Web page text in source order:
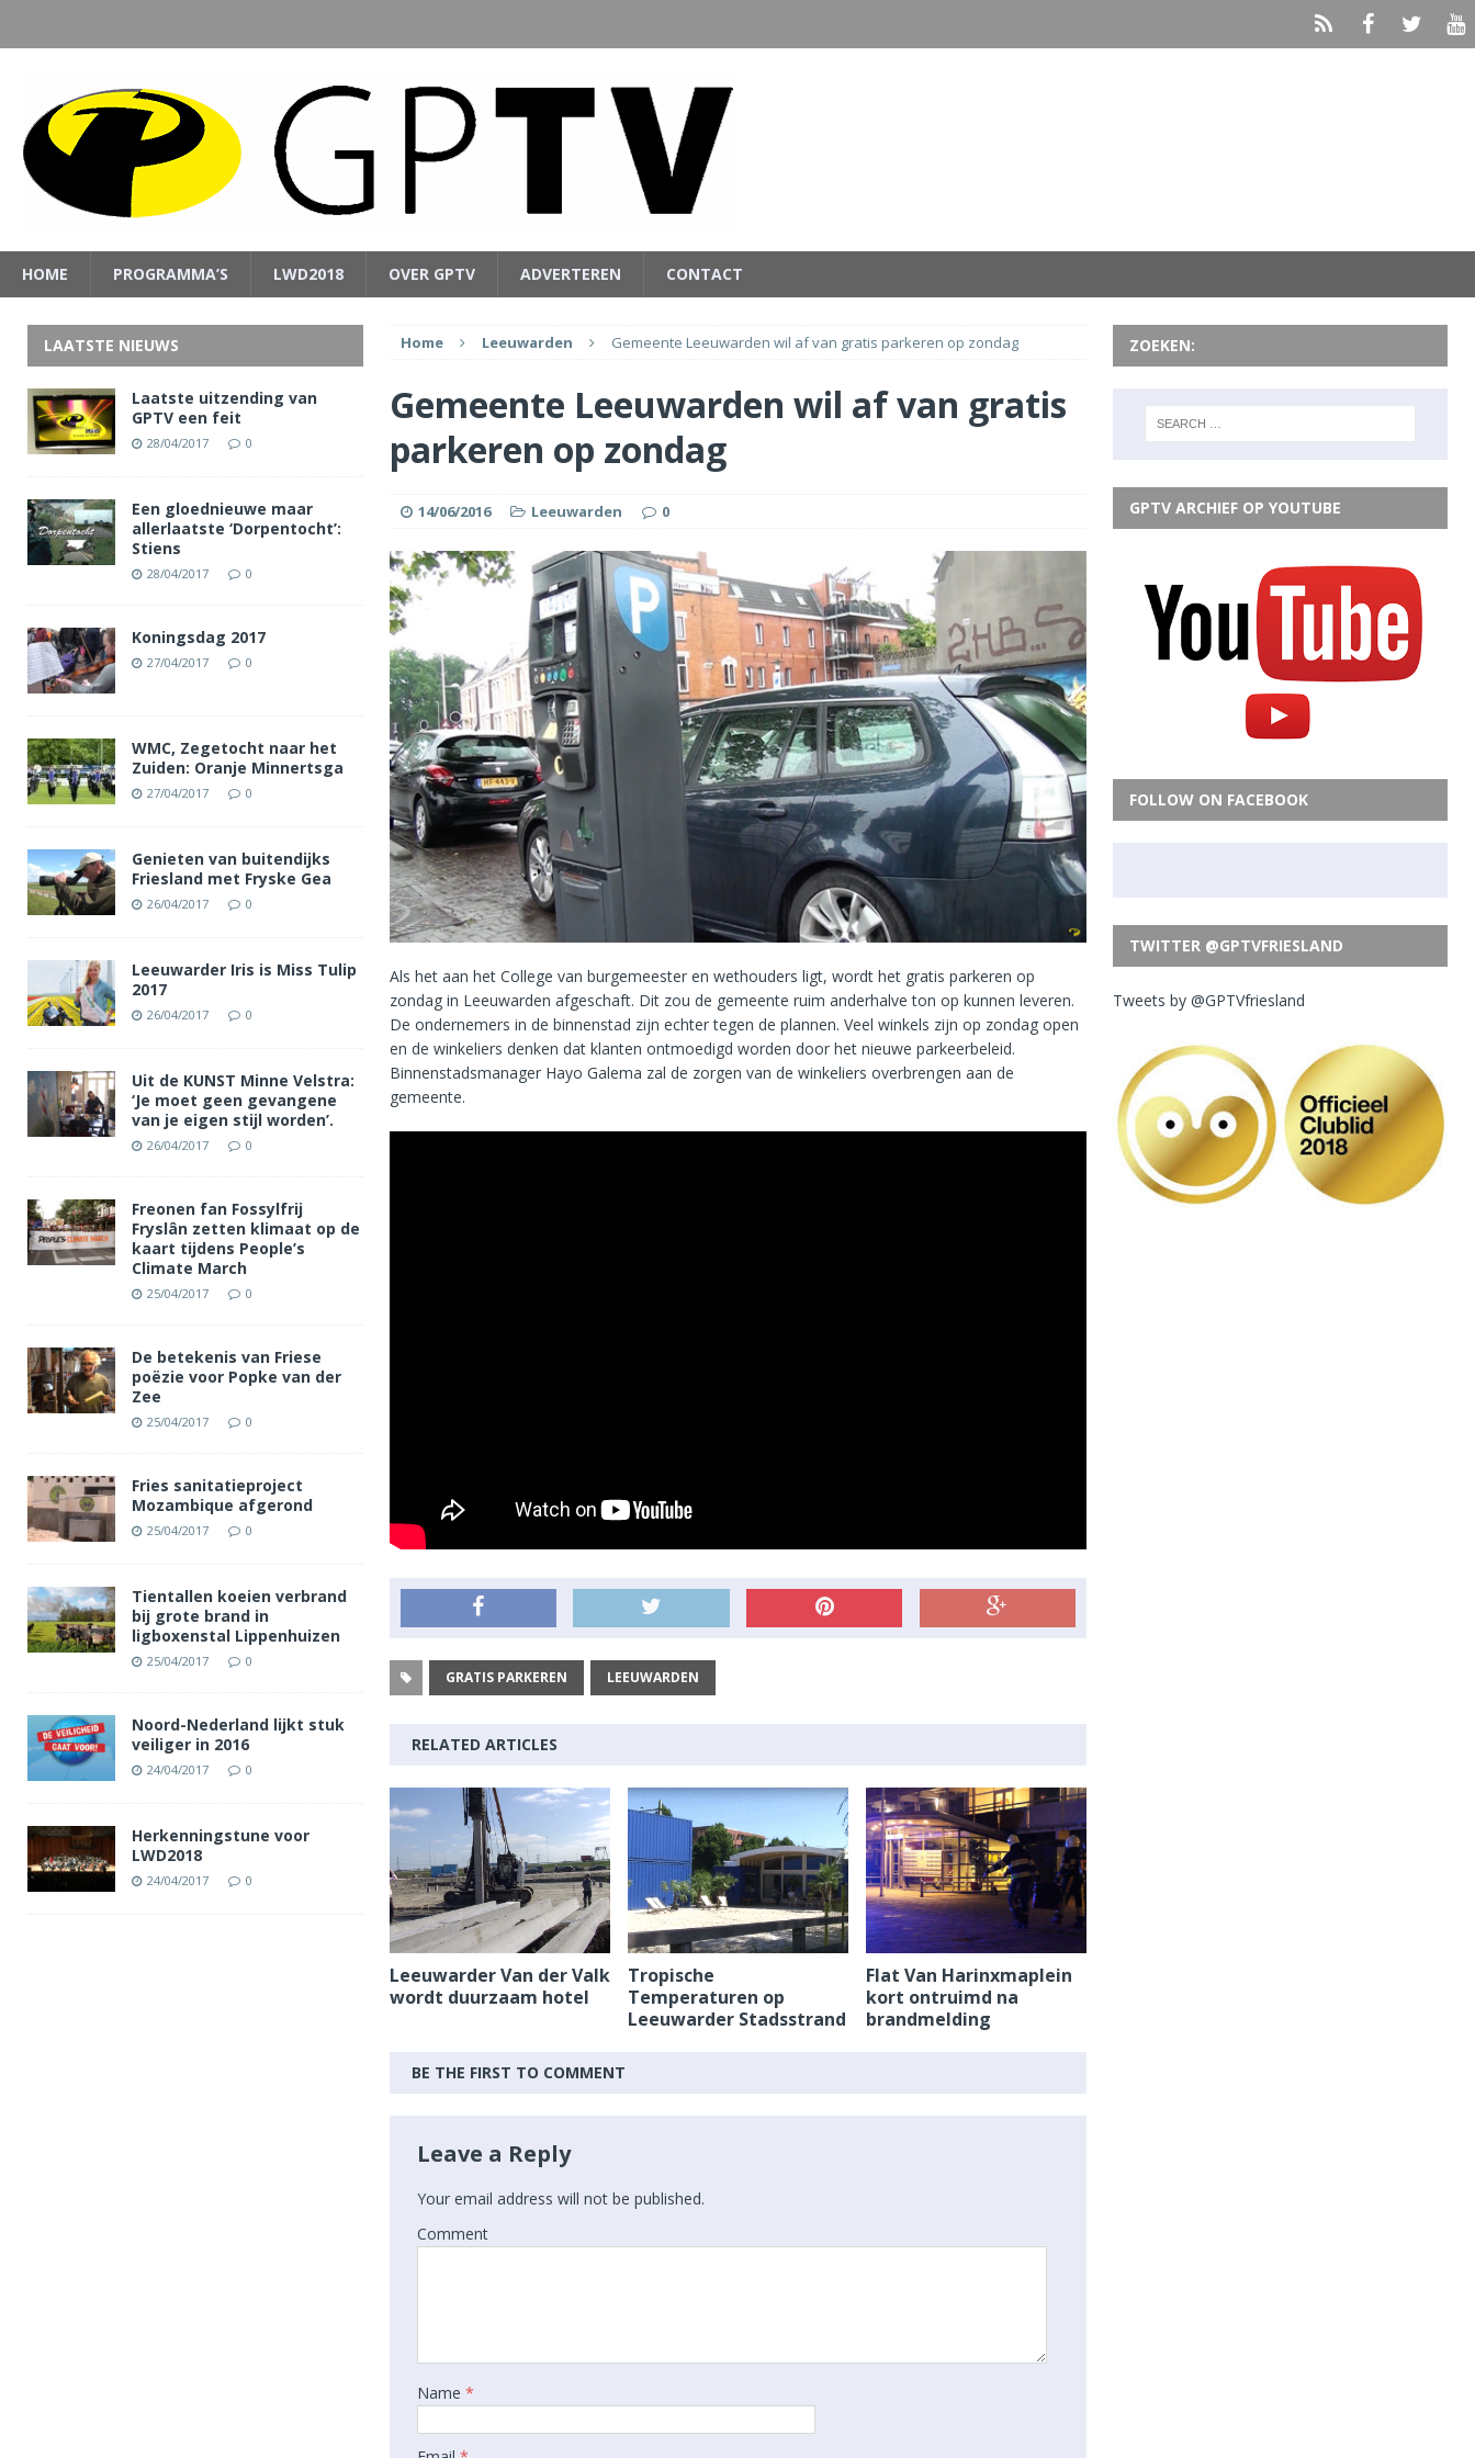
HOME PROGRAMMA’S LWD2018 OVER GPTV ADVERTEREN CONTACT
Home Leeuwarden Gemeente Leeuwarden wil af van gratis parkeren op zondag
Gemeente Leeuwarden wil af van gratis
parkeren op zondag
14/06/2016 Leeuwarden 0
Als het aan het College van burgemeester en wethouders ligt, wordt het gratis parkeren op
zondag in Leeuwarden afgeschaft. Dit zou de gemeente ruim anderhalve ton op kunnen leveren.
De ondernemers in de binnenstad zijn echter tegen de plannen. Veel winkels zijn op zondag open
en de winkeliers denken dat klanten ontmoedigd worden door het nieuwe parkeerbeleid.
Binnenstadsmanager Hayo Galema zal de zorgen van de winkeliers overbrengen aan de
gemeente.
GRATIS PARKEREN LEEUWARDEN
RELATED ARTICLES
Leeuwarder Van der Valk
wordt duurzaam hotel
Tropische
Temperaturen op
Leeuwarder Stadsstrand
Flat Van Harinxmaplein
kort ontruimd na
brandmelding
BE THE FIRST TO COMMENT
Leave a Reply
Your email address will not be published.
Comment
Name *
LAATSTE NIEUWS
Laatste uitzending van
GPTV een feit
28/04/2017 0
Een gloednieuwe maar
allerlaatste ‘Dorpentocht’:
Stiens
28/04/2017 0
Koningsdag 2017
27/04/2017 0
WMC, Zegetocht naar het
Zuiden: Oranje Minnertsga
27/04/2017 0
Genieten van buitendijks
Friesland met Fryske Gea
26/04/2017 0
Leeuwarder Iris is Miss Tulip
2017
26/04/2017 0
Uit de KUNST Minne Velstra:
‘Je moet geen gevangene
van je eigen stijl worden’.
26/04/2017 0
Freonen fan Fossylfrij
Fryslân zetten klimaat op de
kaart tijdens People’s
Climate March
25/04/2017 0
De betekenis van Friese
poëzie voor Popke van der
Zee
25/04/2017 0
Fries sanitatieproject
Mozambique afgerond
25/04/2017 0
Tientallen koeien verbrand
bij grote brand in
ligboxenstal Lippenhuizen
25/04/2017 0
Noord-Nederland lijkt stuk
veiliger in 2016
24/04/2017 0
Herkenningstune voor
LWD2018
24/04/2017 0
ZOEKEN:
GPTV ARCHIEF OP YOUTUBE
FOLLOW ON FACEBOOK
TWITTER @GPTVFRIESLAND
Tweets by @GPTVfriesland